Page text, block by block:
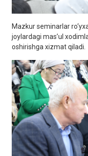
Mazkur seminarlar
joylardagi mas’ul
oshirishga xizmat qiladi.